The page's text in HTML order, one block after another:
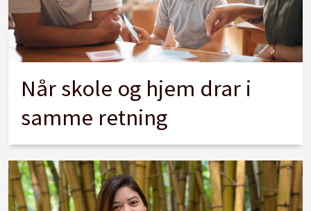
Når skole og hjem drar i
samme retning